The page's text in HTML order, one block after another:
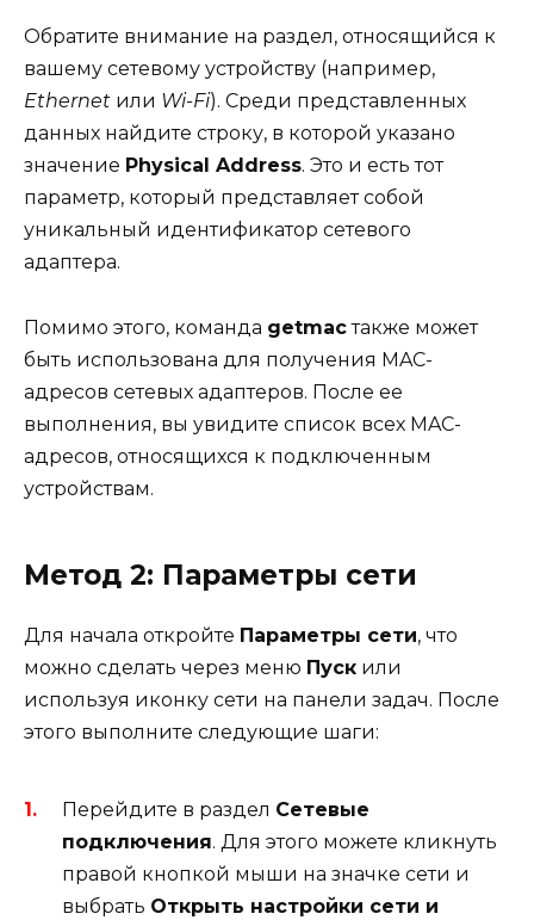
Обратите внимание на раздел, относящийся к
вашему сетевому устройству (например,
Ethernet или Wi-Fi). Среди представленных
данных найдите строку, в которой указано
значение Physical Address. Это и есть тот
параметр, который представляет собой
уникальный идентификатор сетевого
адаптера.
Помимо этого, команда getmacтакже может
быть использована для получения MAC-
адресов сетевых адаптеров. После ее
выполнения, вы увидите список всех MAC-
адресов, относящихся к подключенным
устройствам.
Метод 2: Параметры сети
Для начала откройте Параметры сети, что
можно сделать через меню Пуск или
используя иконку сети на панели задач. После
этого выполните следующие шаги:
Перейдите в раздел Сетевые
подключения. Для этого можете кликнуть
правой кнопкой мыши на значке сети и
выбрать Открыть настройки сети и